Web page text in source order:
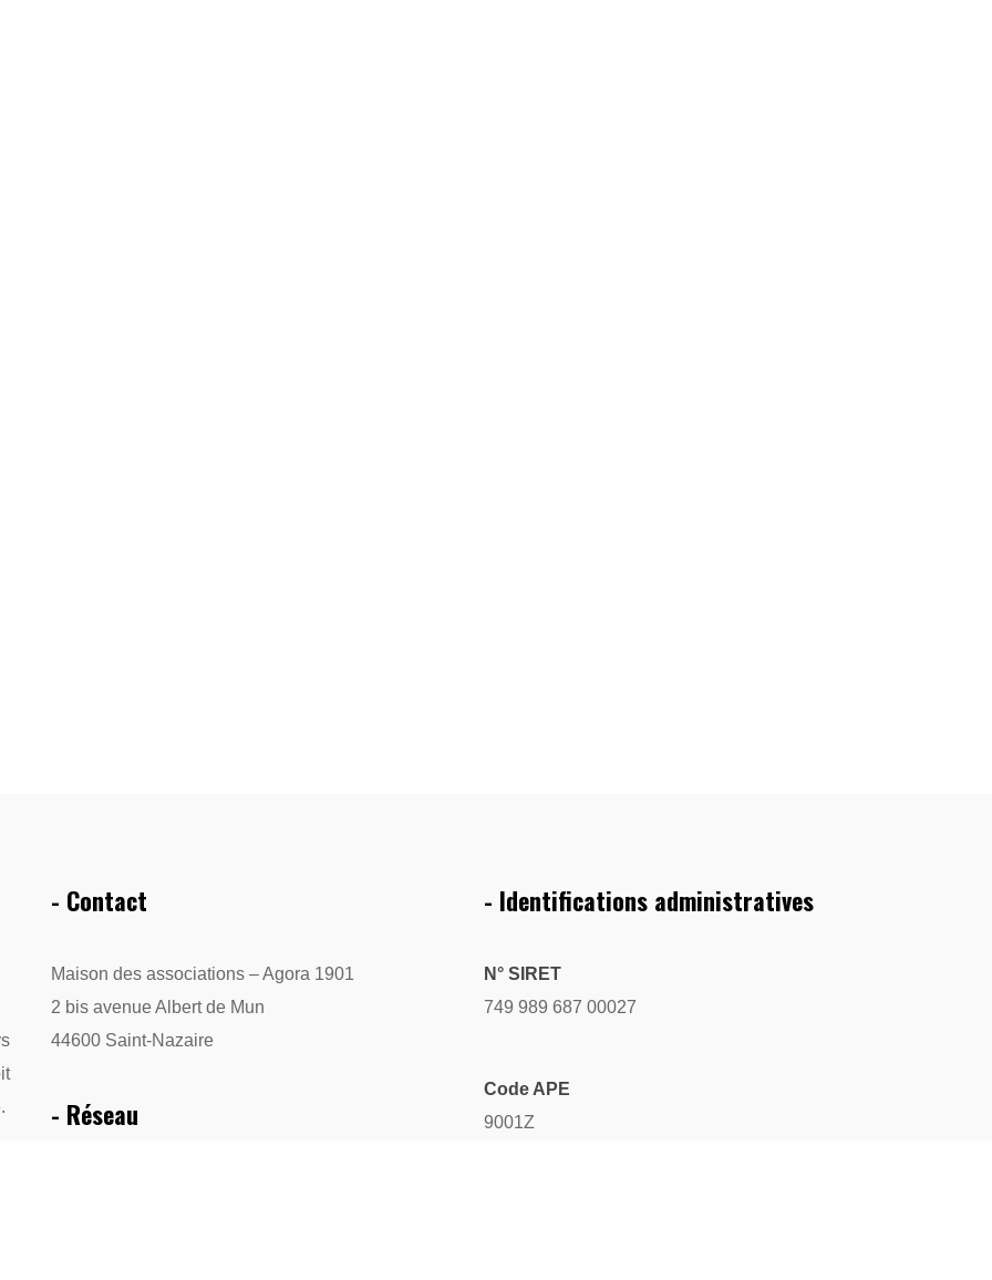
- Contact
Maison des associations – Agora 1901
2 bis avenue Albert de Mun
44600 Saint-Nazaire
- Réseau
- Identifications administratives
N° SIRET
749 989 687 00027
Code APE
9001Z